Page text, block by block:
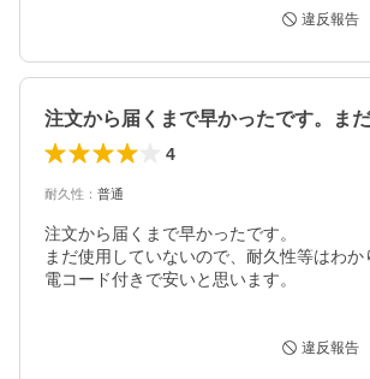
違反報告
4
耐久性 ： 普通
注文から届くまで早かったです。
まだ使用していないので、耐久性等はわ
電コード付きで安いと思います。
違反報告